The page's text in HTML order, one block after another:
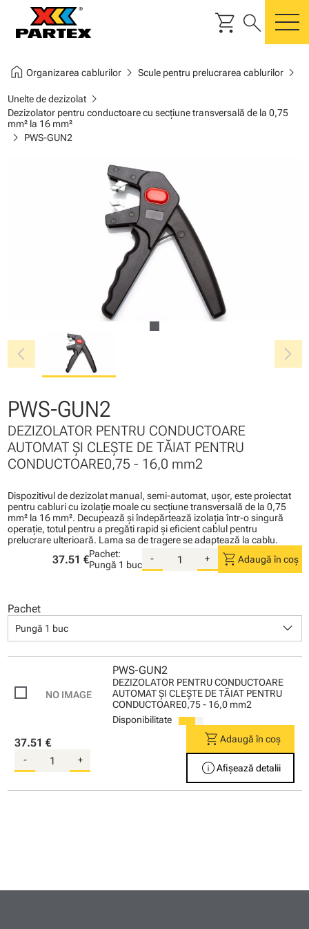
shopping_cart search
home Organizarea cablurilorchevron_right Scule pentru prelucrarea cablurilorchevron_right
Unelte de dezizolatchevron_right
Dezizolator pentru conductoare cu secţiune transversală de la 0,75
mm² la 16 mm²
chevron_right PWS-GUN2
chevron_left chevron_right
PWS-GUN2
DEZIZOLATOR PENTRU CONDUCTOARE
AUTOMAT ŞI CLEŞTE DE TĂIAT PENTRU
CONDUCTOARE0,75 - 16,0 mm2
Dispozitivul de dezizolat manual, semi-automat, uşor, este proiectat
pentru cabluri cu izolaţie moale cu secţiune transversală de la 0,75
mm² la 16 mm². Decupează şi îndepărtează izolaţia într-o singură
operaţie, totul pentru a pregăti rapid şi eficient cablul pentru
prelucrare ulterioară. Lama sa de tragere se adaptează la cablu.
37.51 €Pachet:
Pungă 1 buc
- + shopping_cart Adaugă în coș
Pachet
Pungă 1 buc keyboard_arrow_down
PWS-GUN2
DEZIZOLATOR PENTRU CONDUCTOARE
AUTOMAT ŞI CLEŞTE DE TĂIAT PENTRU
CONDUCTOARE0,75 - 16,0 mm2
Disponibilitate
37.51 €
- +
shopping_cartAdaugă în coș
infoAfișează detalii